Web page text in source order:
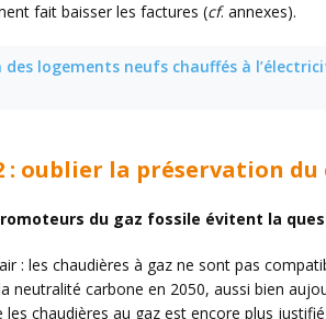
fait baisser les factures (cf. annexes).
des logements neufs chauffés à
: oublier la préservation
du gaz fossile évitent la
: les chaudières à gaz ne sont pas
neutralité carbone en 2050, aussi bien
les chaudières au gaz est encore plus